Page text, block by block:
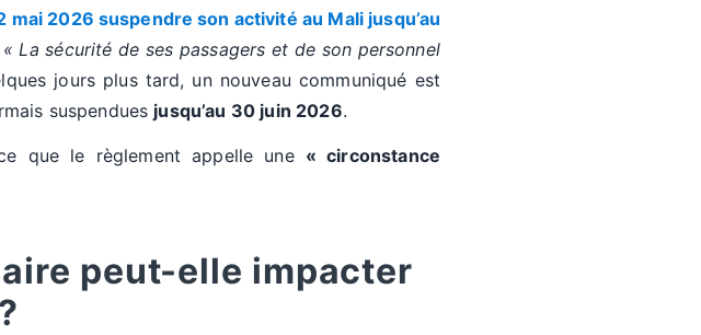
2026 suspendre son activité au Mali jusqu’au
« La sécurité de ses passagers et de son personnel
jours plus tard, un nouveau communiqué est
suspendues jusqu’au 30 juin 2026.
que le règlement appelle une « circonstance
peut-elle impacter